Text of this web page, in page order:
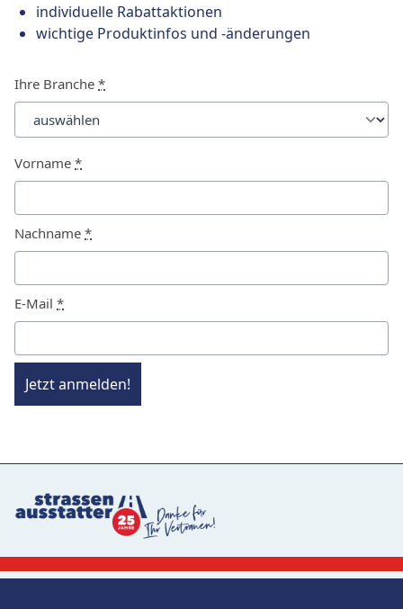
individuelle Rabattaktionen
wichtige Produktinfos und -änderungen
Ihre Branche *
Vorname *
Nachname *
E-Mail *
Jetzt anmelden!